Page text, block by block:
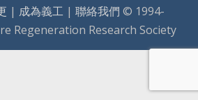
| 成為義工 | 聯絡我們 © 1994-
Regeneration Research Society